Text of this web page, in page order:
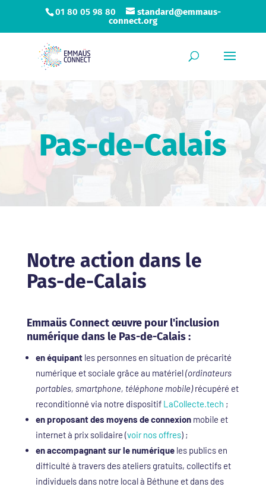
01 80 05 98 80
standard@emmaus-
connect.org
Pas-de-Calais
Notre action dans le
Pas-de-Calais
Emmaüs Connect œuvre pour l'inclusion
numérique dans le Pas-de-Calais :
en équipant les personnes en situation de précarité
numérique et sociale grâce au matériel(ordinateurs
portables, smartphone, téléphone mobile)récupéré et
reconditionné via notre dispositif LaCollecte.tech ;
en proposant des moyens de connexionmobile et
internet à prix solidaire (voir nos offres) ;
en accompagnant sur le numériqueles publics en
difficulté à travers des ateliers gratuits, collectifs et
individuels dans notre local à Béthune et dans des